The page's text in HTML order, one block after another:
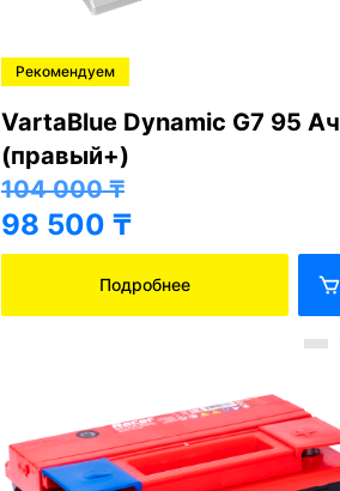
Рекомендуем
VartaBlue Dynamic G7 95 Ач
(правый+)
104 000₸
98 500 ₸
Подробнее